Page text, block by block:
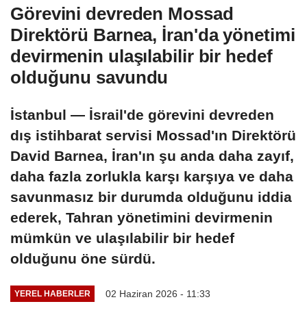
olup olmamaya
gelir. Elinizdeki en
son imkan neyse
onu kullanırsınız”
Görevini devreden Mossad
Direktörü Barnea, İran'da yönetimi
devirmenin ulaşılabilir bir hedef
olduğunu savundu
İstanbul — İsrail'de görevini devreden
dış istihbarat servisi Mossad'ın Direktörü
David Barnea, İran'ın şu anda daha zayıf,
daha fazla zorlukla karşı karşıya ve daha
savunmasız bir durumda olduğunu iddia
ederek, Tahran yönetimini devirmenin
mümkün ve ulaşılabilir bir hedef
olduğunu öne sürdü.
YEREL HABERLER 02 Haziran 2026 - 11:33